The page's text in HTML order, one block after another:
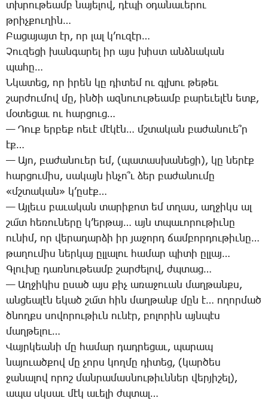
տխրու­թեամբ նա­յե­լով, դէ­պի օ­դա­նա­ւե­րու
թրիչ­քու­ղին…
­­Բա­ցա­յայտ էր, որ լալ կ’ու­զէր…
­­Չու­զե­ցի խան­գա­րել իր այս խիստ անձ­նա­կան
պա­հը…
Ն­կա­տեց, որ ի­րեն կը դի­տեմ ու գլխու թե­թեւ
շար­ժու­մով մը, ին­ծի ազ­նո­ւու­թեամբ բա­րե­ւե­լէն ետք,
մօ­տե­ցաւ ու հար­ցուց…
— ­­Դուք եր­բեք ոե­ւէ մէ­կէն… մշտա­կան բա­ժա­նո­ւե՞ր
էք…
— Ա­յո, բա­ժա­նո­ւեր եմ, (պա­տաս­խա­նե­ցի), կը նե­րէք
հար­ցու­միս, սա­կայն ին­չո՞ւ ձեր բա­ժա­նու­մը
«մշտա­կան» կ­’ը­սէք…
— Այ­լեւս բա­ւա­կան տա­րի­քոտ եմ տղաս, աղ­ջիկս ալ
շա՜տ հե­ռու­նե­րը կ’եր­թայ… այն տպա­ւո­րու­թիւ­նը
ու­նիմ, որ վե­րա­դար­ձի իր յա­ջորդ ճամ­բոր­դու­թիւ­նը…
թա­ղու­միս ներ­կայ ըլ­լա­լու հա­մար պի­տի ըլ­լայ…
Գ­լու­խը դառ­նու­թեամբ շար­ժե­լով, ժպտաց…
— Աղ­ջի­կիս ը­սած այս քիչ ա­ռա­ջո­ւան մաղ­թանքս,
ան­ցեա­լէն ե­կած շա՜տ հին մաղ­թանք մըն է… ո­ղոր­մած
ծնողքս սո­վո­րու­թիւն ու­նէր, բո­լո­րին այն­պէս
մաղ­թե­լու…
­­Վայր­կեա­նի մը հա­մար դադ­րե­ցաւ, պա­րապ
նա­յո­ւած­քով մը չորս կող­մը դի­տեց, (կար­ծես
ջա­նա­լով ո­րոշ ման­րա­մաս­նու­թիւն­ներ վեր­յի­շել),
ա­պա սկսաւ մէկ ա­ւե­լի ժպտալ…